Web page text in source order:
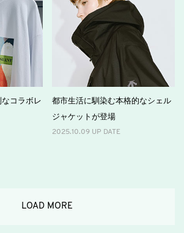
コラボレ
都市生活に馴染む本格的なシェル
ジャケットが登場
2025.10.09 UP DATE
LOAD MORE